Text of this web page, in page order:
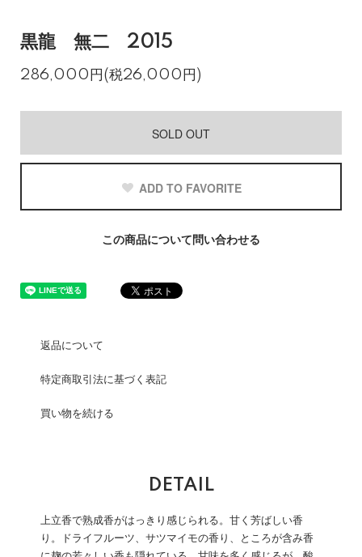
黒龍 無二 2015
286,000円(税26,000円)
SOLD OUT
ADD TO FAVORITE
この商品について問い合わせる
返品について
特定商取引法に基づく表記
買い物を続ける
DETAIL
上立香で熟成香がはっきり感じられる。甘く芳ばしい香
り。ドライフルーツ、サツマイモの香り、ところが含み香